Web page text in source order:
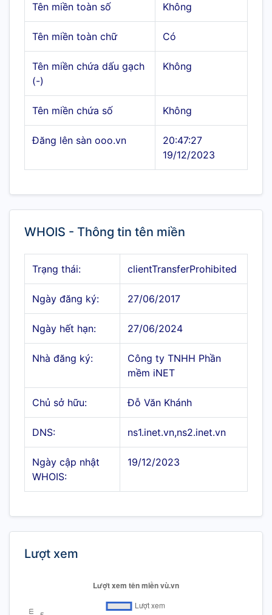
Tên miền toàn số Không
Tên miền toàn chữ Có
Tên miền chứa dấu gạch
(-)
Không
Tên miền chứa số Không
Đăng lên sàn ooo.vn
20:47:27
19/12/2023
WHOIS - Thông tin tên miền
Trạng thái: clientTransferProhibited
Ngày đăng ký: 27/06/2017
Ngày hết hạn: 27/06/2024
Nhà đăng ký:
Công ty TNHH Phần
mềm iNET
Chủ sở hữu: Đỗ Văn Khánh
DNS: ns1.inet.vn,ns2.inet.vn
Ngày cập nhật
WHOIS:
19/12/2023
Lượt xem